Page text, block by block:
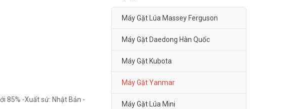
85% -Xuất sứ: Nhật Bản -
Máy Gặt Lúa Massey Ferguson
Máy Gặt Daedong Hàn Quốc
Máy Gặt Kubota
Máy Gặt Yanmar
Máy Gặt Lúa Mini